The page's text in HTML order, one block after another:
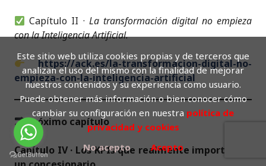
Este sitio web utiliza cookies propias y de terceros que
analizan el uso del mismo con la finalidad de mejorar
nuestros contenidos y su experiencia como usuario.
Puede obtener más información o bien conocer cómo
cambiar su configuración en nuestra política de
privacidad y cookies
No acepto
Acepto
Capítulo II · La transformación digital no empieza
con la Inteligencia Artificial.
https://ack.es/la-transformacion-digital-no-
empieza-con-la-inteligencia-artificial
Próximo capítulo
Capítulo IV · Los KPIs que realmente importan en